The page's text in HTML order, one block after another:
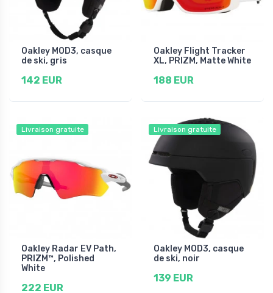
Oakley MOD3, casque
de ski, gris
142 EUR
Oakley Flight Tracker
XL, PRIZM, Matte White
188 EUR
Livraison gratuite
Oakley Radar EV Path,
PRIZM™, Polished
White
222 EUR
Livraison gratuite
Oakley MOD3, casque
de ski, noir
139 EUR